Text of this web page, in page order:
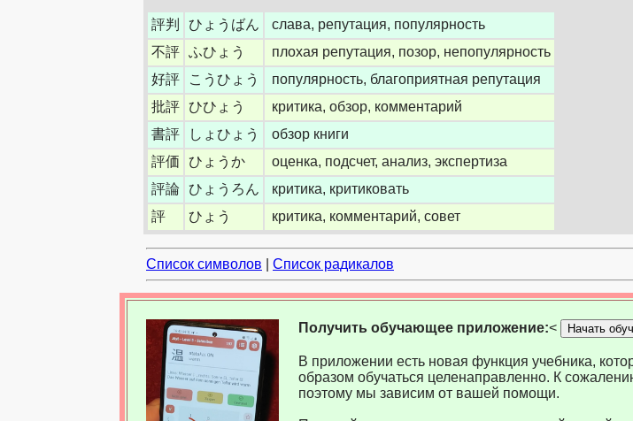
評判 ひょうばん
слава, репутация, популярность
不評 ふひょう
плохая репутация, позор, непопулярность
好評
こうひょう
популярность, благоприятная репутация
批評 ひひょう
критика, обзор, комментарий
書評
しょひょう
обзор книги
評価
ひょうか
оценка, подсчет, анализ, экспертиза
評論 ひょうろん
критика, критиковать
評
ひょう критика, комментарий, совет
Список символов Список радикалов
Получить обучающее приложение:< Начать
В приложении есть новая функция учебника,
образом обучаться целенаправленно. К
поэтому мы зависим от вашей помощи.